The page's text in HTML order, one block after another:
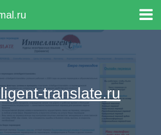
translate.ru